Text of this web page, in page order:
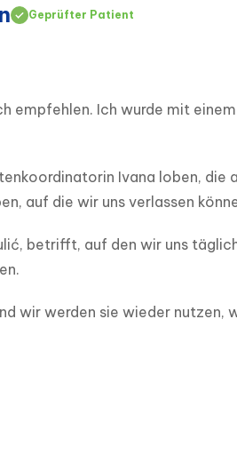
Geprüfter Patient
empfehlen. Ich wurde mit
Ivana loben, die
auf die wir uns verlassen
betrifft, auf den wir uns
wir werden sie wieder nutzen,